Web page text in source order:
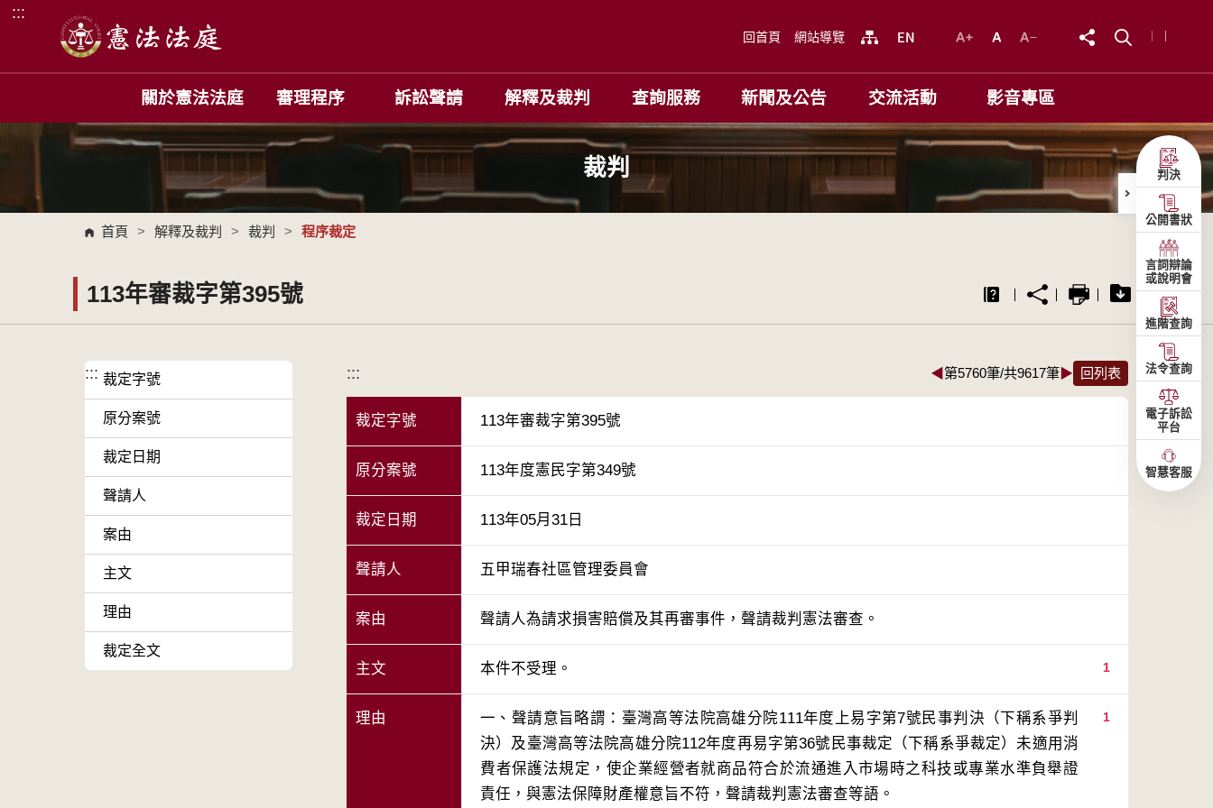
跳到主要內容區塊
:::
回首頁 網站導覽
關於憲法法庭 審理程序 訴訟聲請 解釋及裁判 查詢服務 新聞及公告 交流活動 影音專區
裁判
首頁 > 解釋及裁判 > 裁判 > 程序裁定
113年審裁字第395號
::: 裁定字號
原分案號
裁定日期
聲請人
案由
主文
理由
裁定全文
::: ◀第5760筆/共9617筆▶ 回列表
裁定字號 113年審裁字第395號
原分案號 113年度憲民字第349號
裁定日期 113年05月31日
聲請人 五甲瑞春社區管理委員會
案由 聲請人為請求損害賠償及其再審事件，聲請裁判憲法審查。
主文 1
本件不受理。
理由 1
一、聲請意旨略謂：臺灣高等法院高雄分院111年度上易字第7號民事判決（下稱系爭判
決）及臺灣高等法院高雄分院112年度再易字第36號民事裁定（下稱系爭裁定）未適用消
費者保護法規定，使企業經營者就商品符合於流通進入市場時之科技或專業水準負舉證
判決
公開書狀
言詞辯論
或說明會
進階查詢
法令查詢
電子訴訟
平台
智慧客服